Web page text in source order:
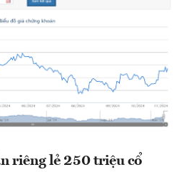
riêng lẻ 250 triệu cổ